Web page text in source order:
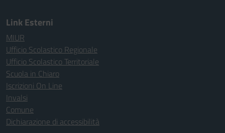
Link Esterni
MIUR
Ufficio Scolastico Regionale
Ufficio Scolastico Territoriale
Scuola in Chiaro
Iscrizioni On Line
Invalsi
Comune
Dichiarazione di accessibilità